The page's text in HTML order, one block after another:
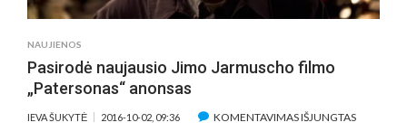
ROKENROLAS
NAUJIENOS
Pasirodė naujausio Jimo Jarmuscho filmo
„Patersonas“ anonsas
IEVA ŠUKYTĖ 2016-10-02, 09:36 KOMENTAVIMAS IŠJUNGTASĮRAŠE